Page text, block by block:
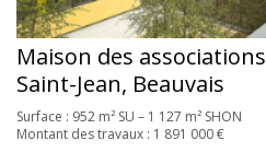
Maison des associations
Saint-Jean, Beauvais
Surface : 952 m² SU – 1 127 m² SHON
Montant des travaux : 1 891 000 €